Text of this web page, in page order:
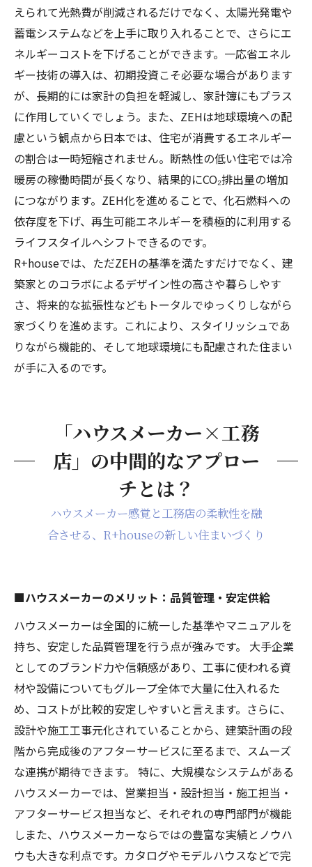
えられて光熱費が削減されるだけでなく、太陽光発電や
蓄電システムなどを上手に取り入れることで、さらにエ
ネルギーコストを下げることができます。一応省エネル
ギー技術の導入は、初期投資こそ必要な場合があります
が、長期的には家計の負担を軽減し、家計簿にもプラス
に作用していくでしょう。また、ZEHは地球環境への配
慮という観点から日本では、住宅が消費するエネルギー
の割合は一時短縮されません。断熱性の低い住宅では冷
暖房の稼働時間が長くなり、結果的にCO₂排出量の増加
につながります。ZEH化を進めることで、化石燃料への
依存度を下げ、再生可能エネルギーを積極的に利用する
ライフスタイルへシフトできるのです。
R+houseでは、ただZEHの基準を満たすだけでなく、建
築家とのコラボによるデザイン性の高さや暮らしやす
さ、将来的な拡張性などもトータルでゆっくりしながら
家づくりを進めます。これにより、スタイリッシュであ
りながら機能的、そして地球環境にも配慮された住まい
が手に入るのです。
「ハウスメーカー×工務
店」の中間的なアプロー
チとは？
ハウスメーカー感覚と工務店の柔軟性を融
合させる、R+houseの新しい住まいづくり
■ハウスメーカーのメリット：品質管理・安定供給
ハウスメーカーは全国的に統一した基準やマニュアルを
持ち、安定した品質管理を行う点が強みです。 大手企業
としてのブランド力や信頼感があり、工事に使われる資
材や設備についてもグループ全体で大量に仕入れるた
め、コストが比較的安定しやすいと言えます。さらに、
設計や施工工事元化されていることから、建築計画の段
階から完成後のアフターサービスに至るまで、スムーズ
な連携が期待できます。 特に、大規模なシステムがある
ハウスメーカーでは、営業担当・設計担当・施工担当・
アフターサービス担当など、それぞれの専門部門が機能
しまた、ハウスメーカーならではの豊富な実績とノウハ
ウも大きな利点です。カタログやモデルハウスなどで完